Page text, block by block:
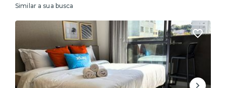
Similar a sua busca